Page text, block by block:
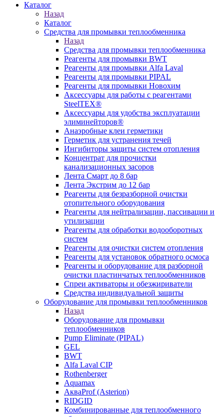
Каталог
Назад
Каталог
Средства для промывки теплообменника
Назад
Средства для промывки теплообменника
Реагенты для промывки BWT
Реагенты для промывки Alfa Laval
Реагенты для промывки PIPAL
Реагенты для промывки Новохим
Аксессуары для работы с реагентами
SteelTEX®
Аксессуары для удобства эксплуатации
элиминейторов®
Анаэробные клеи герметики
Герметик для устранения течей
Ингибиторы защиты систем отопления
Концентрат для прочистки
канализационных засоров
Лента Смарт до 8 бар
Лента Экстрим до 12 бар
Реагенты для безразборной очистки
отопительного оборудования
Реагенты для нейтрализации, пассивации и
утилизации
Реагенты для обработки водооборотных
систем
Реагенты для очистки систем отопления
Реагенты для установок обратного осмоса
Реагенты и оборудование для разборной
очистки пластинчатых теплообменников
Спреи активаторы и обезжириватели
Средства индивидуальной защиты
Оборудование для промывки теплообменников
Назад
Оборудование для промывки
теплообменников
Pump Eliminate (PIPAL)
GEL
BWT
Alfa Laval CIP
Rothenberger
Aquamax
АкваProf (Asterion)
RIDGID
Комбинированные для теплообменного